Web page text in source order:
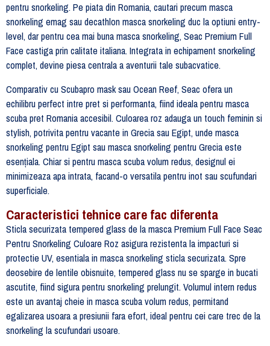
pentru snorkeling. Pe piata din Romania, cautari precum masca
snorkeling emag sau decathlon masca snorkeling duc la optiuni entry-
level, dar pentru cea mai buna masca snorkeling, Seac Premium Full
Face castiga prin calitate italiana. Integrata in echipament snorkeling
complet, devine piesa centrala a aventurii tale subacvatice.
Comparativ cu Scubapro mask sau Ocean Reef, Seac ofera un
echilibru perfect intre pret si performanta, fiind ideala pentru masca
scuba pret Romania accesibil. Culoarea roz adauga un touch feminin si
stylish, potrivita pentru vacante in Grecia sau Egipt, unde masca
snorkeling pentru Egipt sau masca snorkeling pentru Grecia este
esențiala. Chiar si pentru masca scuba volum redus, designul ei
minimizeaza apa intrata, facand-o versatila pentru inot sau scufundari
superficiale.
Caracteristici tehnice care fac diferenta
Sticla securizata tempered glass de la masca Premium Full Face Seac
Pentru Snorkeling Culoare Roz asigura rezistenta la impacturi si
protectie UV, esentiala in masca snorkeling sticla securizata. Spre
deosebire de lentile obisnuite, tempered glass nu se sparge in bucati
ascutite, fiind sigura pentru snorkeling prelungit. Volumul intern redus
este un avantaj cheie in masca scuba volum redus, permitand
egalizarea usoara a presiunii fara efort, ideal pentru cei care trec de la
snorkeling la scufundari usoare.